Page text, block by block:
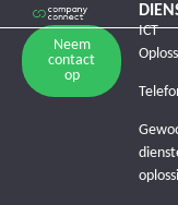
Neem
contact
op
ICT